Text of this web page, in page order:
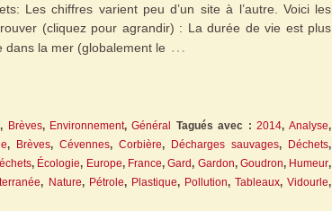
Les chiffres varient peu d’un site à l’autre. Voici les
(cliquez pour agrandir) : La durée de vie est plus
dans la mer (globalement le …
, Brèves, Environnement,Général Tagués avec : 2014,Analyse,
, Brèves,Cévennes,Corbière, Décharges sauvages, Déchets,
, Écologie, Europe, France,Gard, Gardon,Goudron, Humeur,
, Nature, Pétrole, Plastique, Pollution,Tableaux,Vidourle,